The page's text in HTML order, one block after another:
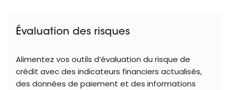
Évaluation des risques
Alimentez vos outils d’évaluation du risque de
crédit avec des indicateurs financiers actualisés,
des données de paiement et des informations